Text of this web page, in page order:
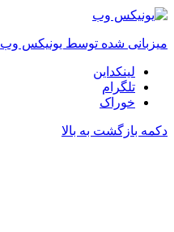
میزبانی شده توسط یونیکس وب
لینکداین
تلگرام
خوراک
دکمه بازگشت به بالا